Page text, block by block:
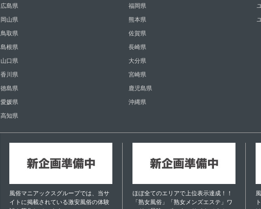
広島県
岡山県
鳥取県
島根県
山口県
香川県
徳島県
愛媛県
高知県
福岡県
熊本県
佐賀県
長崎県
大分県
宮崎県
鹿児島県
沖縄県
風俗マニアックスグループでは、当サ
イトに掲載されている激安風俗の体験
ほぼ全てのエリアで上位表示達成！！
「熟女風俗」「熟女メンズエステ」ワ